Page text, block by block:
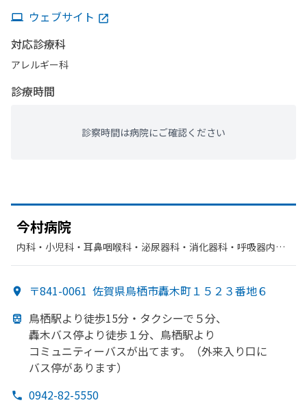
ウェブサイト
対応診療科
アレルギー科
診療時間
診察時間は病院にご確認ください
今村病院
内科・​小児科・​耳鼻咽喉科・​泌尿器科・​消化器科・​呼吸器内
リテーション・​婦人科・​放射線科・​神経内科・​呼吸器科・​麻酔
救急科・​美容皮膚科
〒841-0061 佐賀県鳥栖市轟木町１５２３番地６
鳥栖駅より徒歩15分・タクシーで ５分、
轟木バス停より徒歩１分、 鳥栖駅より
コミュニティーバスが出てます。
（外来入り口に
バス停があります）
0942-82-5550